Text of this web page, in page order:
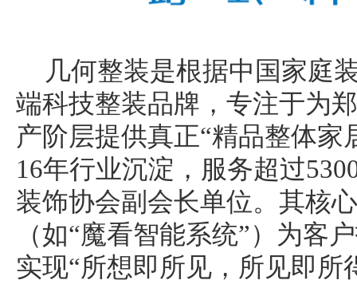
几何整装是根据中国家庭
端科技整装品牌，专注于为
产阶层提供真正“精品整体家
16年行业沉淀，服务超过
装饰协会副会长单位。其核
（如“魔看智能系统”）为客
实现“所想即所见，所见即所